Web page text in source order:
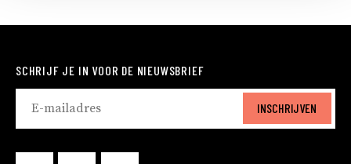
SCHRIJF JE IN VOOR DE NIEUWSBRIEF
INSCHRIJVEN